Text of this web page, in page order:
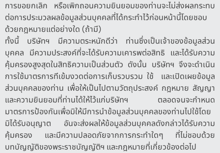
การขอยกเลิก หรือเพิกถอนความยินยอมของท่านจะไม่ส่งผลกระทบ
ต่อการประมวลผลข้อมูลส่วนบุคคลที่ได้กระทำไว้ก่อนหน้านี้โดยชอบ
ด้วยกฎหมายแต่อย่างใด (ถ้ามี)
ทั้งนี้ บริษัทฯ มีความตระหนักดีว่า ท่านซึ่งเป็นเจ้าของข้อมูลส่วน
บุคคล มีความประสงค์ที่จะได้รับความเคารพต่อสิทธิ และได้รับความ
คุ้มครองสูงสุดในสิทธิความเป็นส่วนตัว ดังนั้น บริษัทฯ จึงจะดำเนิน
การใช้มาตรการทีเข้มงวดต่อการเก็บรวบรวม ใช้ และเปิดเผยข้อมูล
ส่วนบุคคลของท่าน เพื่อให้เป็นไปตามวัตถุประสงค์ กฎหมาย สัญญา
และความยินยอมที่ท่านได้ให้ไว้แก่บริษัทฯ ตลอดจนจะกำหนด
มาตรการป้องกันเพื่อมิให้มีการนำข้อมูลส่วนบุคคลของท่านไปใช้โดย
มิได้รับอนุญาต อันจะส่งผลให้ข้อมูลส่วนบุคคลดังกล่าวได้รับความ
คุ้มครอง และมีความปลอดภัยจากการกระทำใดๆ ที่ไม่ชอบด้วย
บทบัญญัติของพระราชบัญญัติฯ และกฎหมายที่เกี่ยวข้องต่อไป